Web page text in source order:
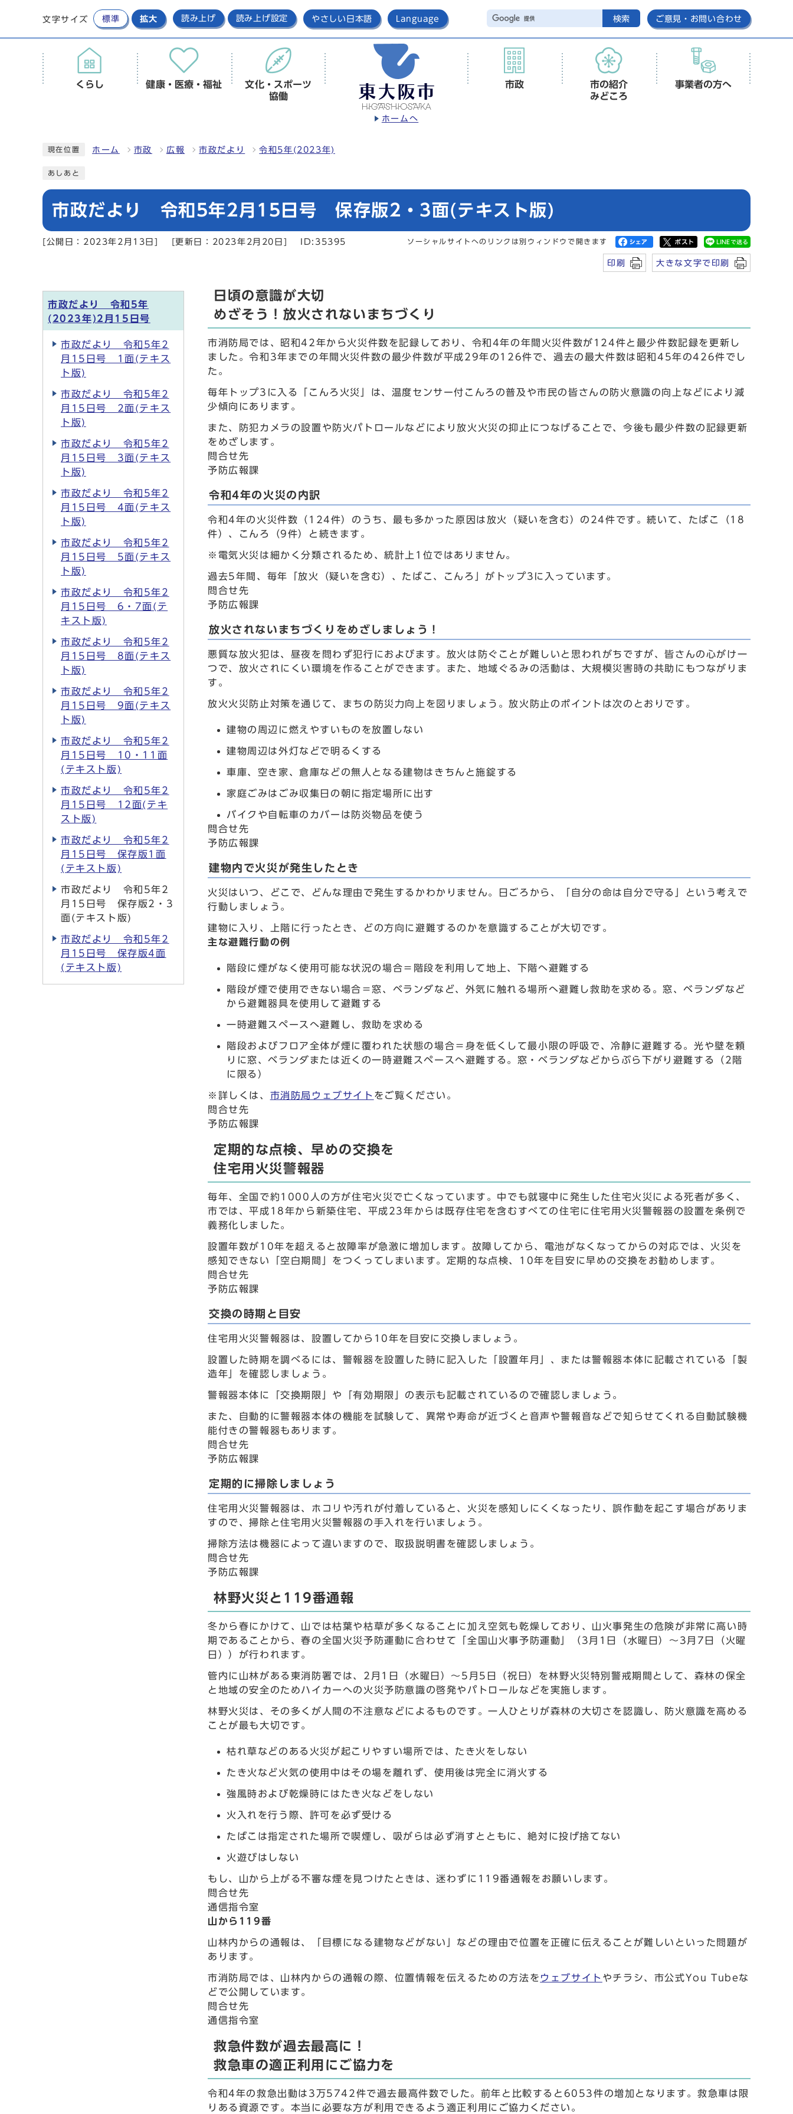
文字サイズ 標準 拡大 読み上げ 読み上げ設定 やさしい日本語 Language 検索 ご意見・お問い合わせ
ホームへ
くらし 健康・医療・福祉
文化・スポーツ
協働
市政
市の紹介
みどころ
事業者の方へ
現在位置 ホーム 市政 広報 市政だより 令和5年(2023年)
あしあと
市政だより 令和5年2月15日号 保存版2・3面(テキスト版)
[公開日：2023年2月13日] [更新日：2023年2月20日] ID:35395 ソーシャルサイトへのリンクは別ウィンドウで開きます
印刷 大きな文字で印刷
日頃の意識が大切
めざそう！放火されないまちづくり
市消防局では、昭和42年から火災件数を記録しており、令和4年の年間火災件数が124件と最少件数記録を更新し
ました。令和3年までの年間火災件数の最少件数が平成29年の126件で、過去の最大件数は昭和45年の426件でし
た。
毎年トップ3に入る「こんろ火災」は、温度センサー付こんろの普及や市民の皆さんの防火意識の向上などにより減
少傾向にあります。
また、防犯カメラの設置や防火パトロールなどにより放火火災の抑止につなげることで、今後も最少件数の記録更新
をめざします。
問合せ先
予防広報課
令和4年の火災の内訳
令和4年の火災件数（124件）のうち、最も多かった原因は放火（疑いを含む）の24件です。続いて、たばこ（18
件）、こんろ（9件）と続きます。
※電気火災は細かく分類されるため、統計上1位ではありません。
過去5年間、毎年「放火（疑いを含む）、たばこ、こんろ」がトップ3に入っています。
問合せ先
予防広報課
放火されないまちづくりをめざしましょう！
悪質な放火犯は、昼夜を問わず犯行におよびます。放火は防ぐことが難しいと思われがちですが、皆さんの心がけ一
つで、放火されにくい環境を作ることができます。また、地域ぐるみの活動は、大規模災害時の共助にもつながりま
す。
放火火災防止対策を通じて、まちの防災力向上を図りましょう。放火防止のポイントは次のとおりです。
建物の周辺に燃えやすいものを放置しない
建物周辺は外灯などで明るくする
車庫、空き家、倉庫などの無人となる建物はきちんと施錠する
家庭ごみはごみ収集日の朝に指定場所に出す
バイクや自転車のカバーは防炎物品を使う
問合せ先
予防広報課
建物内で火災が発生したとき
火災はいつ、どこで、どんな理由で発生するかわかりません。日ごろから、「自分の命は自分で守る」という考えで
行動しましょう。
建物に入り、上階に行ったとき、どの方向に避難するのかを意識することが大切です。
主な避難行動の例
階段に煙がなく使用可能な状況の場合＝階段を利用して地上、下階へ避難する
階段が煙で使用できない場合＝窓、ベランダなど、外気に触れる場所へ避難し救助を求める。窓、ベランダなど
から避難器具を使用して避難する
一時避難スペースへ避難し、救助を求める
階段およびフロア全体が煙に覆われた状態の場合＝身を低くして最小限の呼吸で、冷静に避難する。光や壁を頼
りに窓、ベランダまたは近くの一時避難スペースへ避難する。窓・ベランダなどからぶら下がり避難する（2階
に限る）
※詳しくは、 市消防局ウェブサイト をご覧ください。
問合せ先
予防広報課
定期的な点検、早めの交換を
住宅用火災警報器
毎年、全国で約1000人の方が住宅火災で亡くなっています。中でも就寝中に発生した住宅火災による死者が多く、
市では、平成18年から新築住宅、平成23年からは既存住宅を含むすべての住宅に住宅用火災警報器の設置を条例で
義務化しました。
設置年数が10年を超えると故障率が急激に増加します。故障してから、電池がなくなってからの対応では、火災を
感知できない「空白期間」をつくってしまいます。定期的な点検、10年を目安に早めの交換をお勧めします。
問合せ先
予防広報課
交換の時期と目安
住宅用火災警報器は、設置してから10年を目安に交換しましょう。
設置した時期を調べるには、警報器を設置した時に記入した「設置年月」、または警報器本体に記載されている「製
造年」を確認しましょう。
警報器本体に「交換期限」や「有効期限」の表示も記載されているので確認しましょう。
また、自動的に警報器本体の機能を試験して、異常や寿命が近づくと音声や警報音などで知らせてくれる自動試験機
能付きの警報器もあります。
問合せ先
予防広報課
定期的に掃除しましょう
住宅用火災警報器は、ホコリや汚れが付着していると、火災を感知しにくくなったり、誤作動を起こす場合がありま
すので、掃除と住宅用火災警報器の手入れを行いましょう。
掃除方法は機器によって違いますので、取扱説明書を確認しましょう。
問合せ先
予防広報課
林野火災と119番通報
冬から春にかけて、山では枯葉や枯草が多くなることに加え空気も乾燥しており、山火事発生の危険が非常に高い時
期であることから、春の全国火災予防運動に合わせて「全国山火事予防運動」（3月1日（水曜日）～3月7日（火曜
日））が行われます。
管内に山林がある東消防署では、2月1日（水曜日）～5月5日（祝日）を林野火災特別警戒期間として、森林の保全
と地域の安全のためハイカーへの火災予防意識の啓発やパトロールなどを実施します。
林野火災は、その多くが人間の不注意などによるものです。一人ひとりが森林の大切さを認識し、防火意識を高める
ことが最も大切です。
枯れ草などのある火災が起こりやすい場所では、たき火をしない
たき火など火気の使用中はその場を離れず、使用後は完全に消火する
強風時および乾燥時にはたき火などをしない
火入れを行う際、許可を必ず受ける
たばこは指定された場所で喫煙し、吸がらは必ず消すとともに、絶対に投げ捨てない
火遊びはしない
もし、山から上がる不審な煙を見つけたときは、迷わずに119番通報をお願いします。
問合せ先
通信指令室
山から119番
山林内からの通報は、「目標になる建物などがない」などの理由で位置を正確に伝えることが難しいといった問題が
あります。
市消防局では、山林内からの通報の際、位置情報を伝えるための方法を ウェブサイト やチラシ、市公式You Tubeな
どで公開しています。
問合せ先
通信指令室
救急件数が過去最高に！
救急車の適正利用にご協力を
令和4年の救急出動は3万5742件で過去最高件数でした。前年と比較すると6053件の増加となります。救急車は限
りある資源です。本当に必要な方が利用できるよう適正利用にご協力ください。
市政だより 令和5年
(2023年)2月15日号
市政だより 令和5年2
月15日号 1面(テキス
ト版)
市政だより 令和5年2
月15日号 2面(テキス
ト版)
市政だより 令和5年2
月15日号 3面(テキス
ト版)
市政だより 令和5年2
月15日号 4面(テキス
ト版)
市政だより 令和5年2
月15日号 5面(テキス
ト版)
市政だより 令和5年2
月15日号 6・7面(テ
キスト版)
市政だより 令和5年2
月15日号 8面(テキス
ト版)
市政だより 令和5年2
月15日号 9面(テキス
ト版)
市政だより 令和5年2
月15日号 10・11面
(テキスト版)
市政だより 令和5年2
月15日号 12面(テキ
スト版)
市政だより 令和5年2
月15日号 保存版1面
(テキスト版)
市政だより 令和5年2
月15日号 保存版2・3
面(テキスト版)
市政だより 令和5年2
月15日号 保存版4面
(テキスト版)